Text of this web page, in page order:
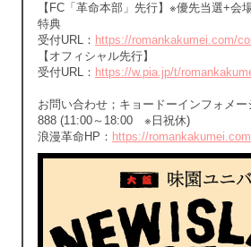
【FC「革命本部」先行】※優先当選+会
特典
受付URL： https://romankakumei.com/
【オフィシャル先行】
受付URL： https://w.pia.jp/t/
お問い合わせ；キョードーインフォメ
888 (11:00～18:00 ※日祝休)
浪漫革命HP： https://romankakumei.com